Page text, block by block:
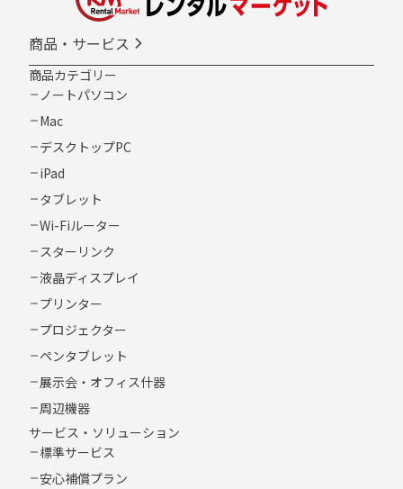
商品・サービス
商品カテゴリー
ノートパソコン
Mac
デスクトップPC
iPad
タブレット
Wi-Fiルーター
スターリンク
液晶ディスプレイ
プリンター
プロジェクター
ペンタブレット
展示会・オフィス什器
周辺機器
サービス・ソリューション
標準サービス
安心補償プラン